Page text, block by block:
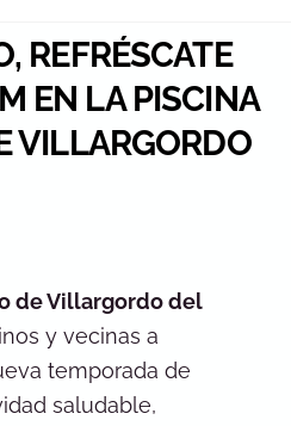
REFRÉSCATE
EN LA PISCINA
VILLARGORDO
de Villargordo del
y vecinas a
temporada de
saludable,